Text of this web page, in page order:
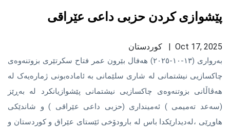
پێشوازی کردن حزبی داعی عێراقی
Oct 17, 2025 | كوردستان
بەروارى (١٣-١٠-٢٠٢٥) هەفال بێرون عمر فتاح سکرتێرى بزوتنەوەى
چاکسازیی نیشتمانى لە شاری سلێمانی بە ئامادەبونی ژمارەیەک لە
هەڤاڵانی بزوتنەوەی چاکسازیی نیشتمانی پێشوازیانکرد لە بەڕێز
(سەعد تەمیمی ) ئەمینداری (حزبی داعی عێراقی ) و شاندێکی
هاوڕێی ،لەدیدارێکدا باس لە بارودۆخی ئێستای عێراق و کوردستان و